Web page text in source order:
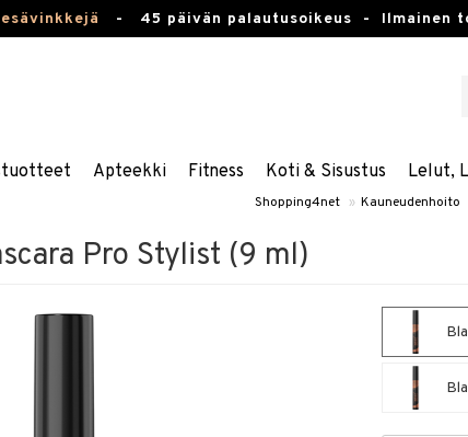
- 45 päivän palautusoikeus - Ilmainen
Apteekki Fitness Koti & Sisustus Lelut,
Shopping4net » Kauneudenhoito
Pro Stylist (9 ml)